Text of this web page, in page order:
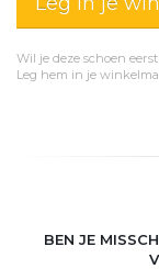
Wil je deze schoen eerst
Leg hem in je
BEN JE